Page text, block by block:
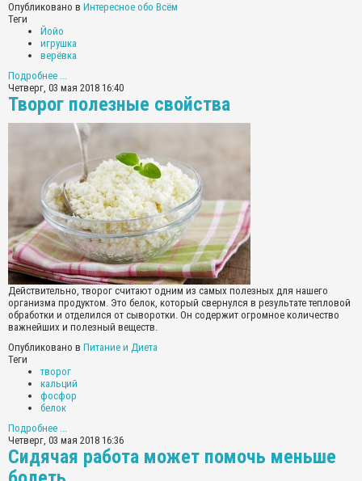
Опубликовано в Интересное обо Всём
Теги
Йойо
игрушка
верёвка
Подробнее ...
Четверг, 03 мая 2018 16:40
Творог полезные свойства
Действительно, творог считают одним из самых полезных для нашего
организма продуктом. Это белок, который свернулся в результате тепловой
обработки и отделился от сыворотки. Он содержит огромное количество
важнейших и полезный веществ.
Опубликовано в Питание и Диета
Теги
творог
кальций
фосфор
белок
Подробнее ...
Четверг, 03 мая 2018 16:36
Сидячая работа может помочь меньше